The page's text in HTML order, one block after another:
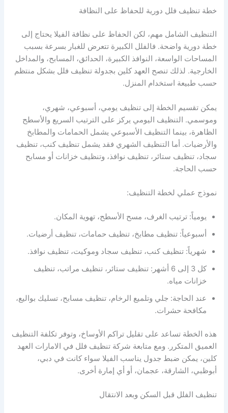
خطة تنظيف فلل دورية للحفاظ على النظافة
التنظيف الشامل مهم، لكن الحفاظ على نظافة الفيلا يحتاج إلى
خطة دورية واضحة. فالفلل الكبيرة تتعرض للغبار بسرعة بسبب
المساحات الواسعة، النوافذ الكبيرة، الحدائق، المسابح، والمداخل
الخارجية. لذلك تنصح العهد كلين بجدولة تنظيف فلل بشكل منتظم
حسب طبيعة استخدام المنزل.
يمكن تقسيم الخطة إلى تنظيف يومي، أسبوعي، شهري،
وموسمي. التنظيف اليومي يركز على الترتيب السريع والأسطح
الظاهرة، بينما التنظيف الأسبوعي يشمل الحمامات والمطابخ
والأرضيات. أما التنظيف الشهري فقد يشمل تنظيف كنب، تنظيف
سجاد، تنظيف ستائر، تنظيف نوافذ، وتنظيف خزانات أو مسابح
حسب الحاجة.
نموذج عملي لخطة التنظيف:
يومياً: ترتيب الغرف، مسح الأسطح، تهوية المكان.
أسبوعياً: تنظيف مطابخ، تنظيف حمامات، تنظيف أرضيات.
شهرياً: تنظيف كنب، تنظيف سجاد وموكيت، تنظيف نوافذ.
كل 3 إلى 6 أشهر: تنظيف ستائر، تنظيف مراتب، تنظيف
خزانات مياه.
عند الحاجة: جلي وتلميع الرخام، تنظيف مسابح، تسليك بواليع،
مكافحة حشرات.
هذه الخطة تساعد على تقليل تراكم الأوساخ، وتوفر تكلفة التنظيف
العميق المتكرر. ومع متابعة شركة تنظيف فلل في الامارات العهد
كلين، يمكن ضبط جدول يناسب الفيلا سواء كانت في دبي،
أبوظبي، الشارقة، عجمان، أو أي إمارة أخرى.
تنظيف الفلل قبل السكن وبعد الانتقال